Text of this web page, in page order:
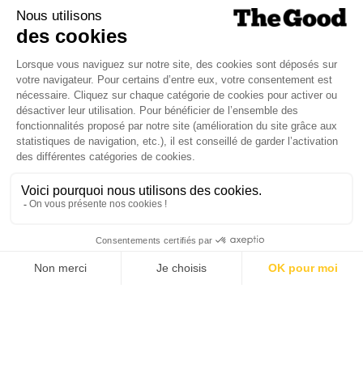
Dans ce numéro, enquête : Comment les
médias luttent-ils contre la désinformation ? |
Palmarès complet du Grand Prix de la Good
Économie 2025 | La grande interview de Marc
Gomes, CEO France & Chief People Officer
EMEA chez The Adecco Group
J'ACHÈTE LE NUMÉRO
JE M'ABONNE 1 AN - 4 NUM.